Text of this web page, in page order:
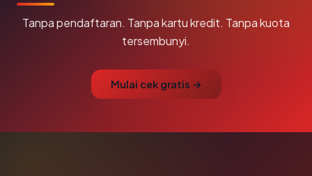
Tanpa pendaftaran. Tanpa kartu kredit. Tanpa kuota
tersembunyi.
Mulai cek gratis →